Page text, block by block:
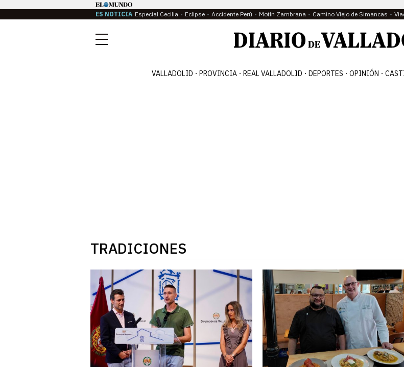
ES NOTICIA Especial Cecilia Eclipse Accidente Perú Motín Zambrana Camino Viejo de Simancas
Menú
VALLADOLID PROVINCIA REAL VALLADOLID DEPORTES OPINIÓN
TRADICIONES